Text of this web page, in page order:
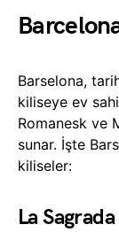
Barselona,
kiliseye ev
Romanesk ve
sunar. İşte
kiliseler:
La